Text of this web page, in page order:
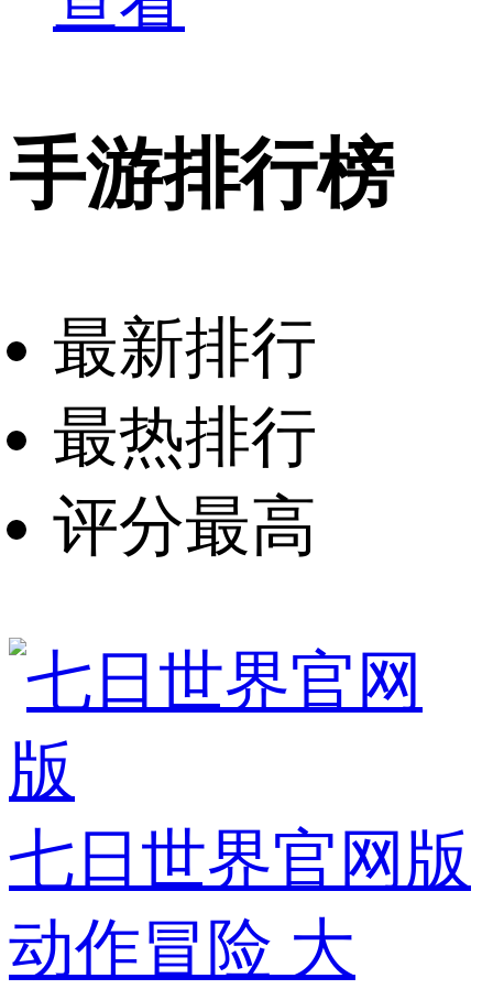
手游排行榜
最新排行
最热排行
评分最高
七日世界官网版
动作冒险 大